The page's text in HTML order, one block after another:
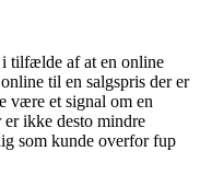
tilfælde af at en online
til en salgspris der er
være et signal om en
ikke desto mindre
som kunde overfor fup